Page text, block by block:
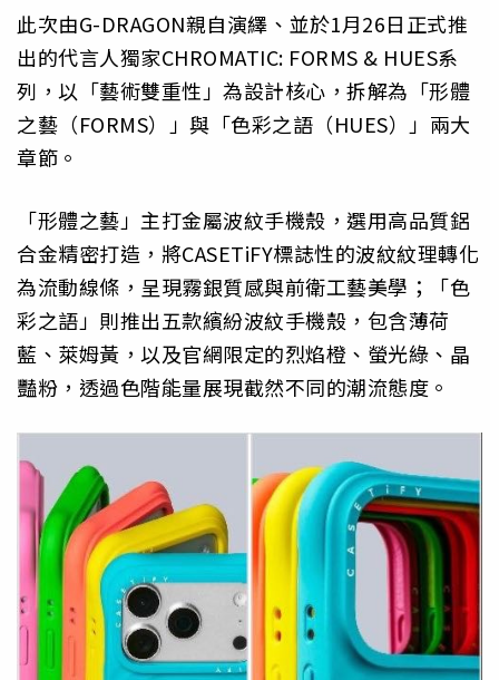
此次由G-DRAGON親自演繹、並於1月26日正式推
出的代言人獨家CHROMATIC: FORMS & HUES系
列，以「藝術雙重性」為設計核心，拆解為「形體
之藝（FORMS）」與「色彩之語（HUES）」兩大
章節。
「形體之藝」主打金屬波紋手機殼，選用高品質鋁
合金精密打造，將CASETiFY標誌性的波紋紋理轉化
為流動線條，呈現霧銀質感與前衛工藝美學；「色
彩之語」則推出五款繽紛波紋手機殼，包含薄荷
藍、萊姆黃，以及官網限定的烈焰橙、螢光綠、晶
豔粉，透過色階能量展現截然不同的潮流態度。